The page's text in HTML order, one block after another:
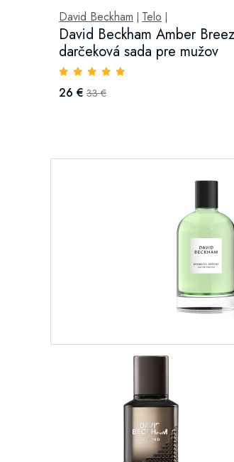
David Beckham Telo
David Beckham Amber
darčeková sada pre mužov
26 € 33 €